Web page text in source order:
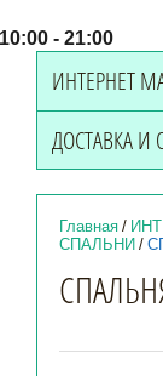
- 21:00
ИНТЕРНЕТ
ДОСТАВКА И
Главная /
СПАЛЬНИ /